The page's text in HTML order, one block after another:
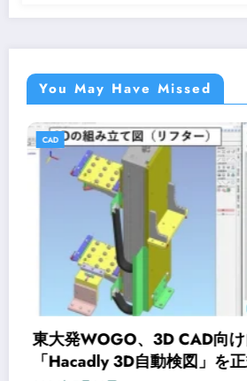
You May Have Missed
ト
CAD
オンライン研修サ